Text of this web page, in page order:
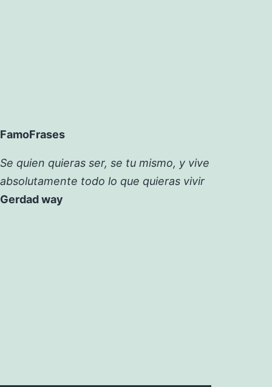
FamoFrases
Se quien quieras ser, se tu mismo, y vive
absolutamente todo lo que quieras vivir
Gerdad way